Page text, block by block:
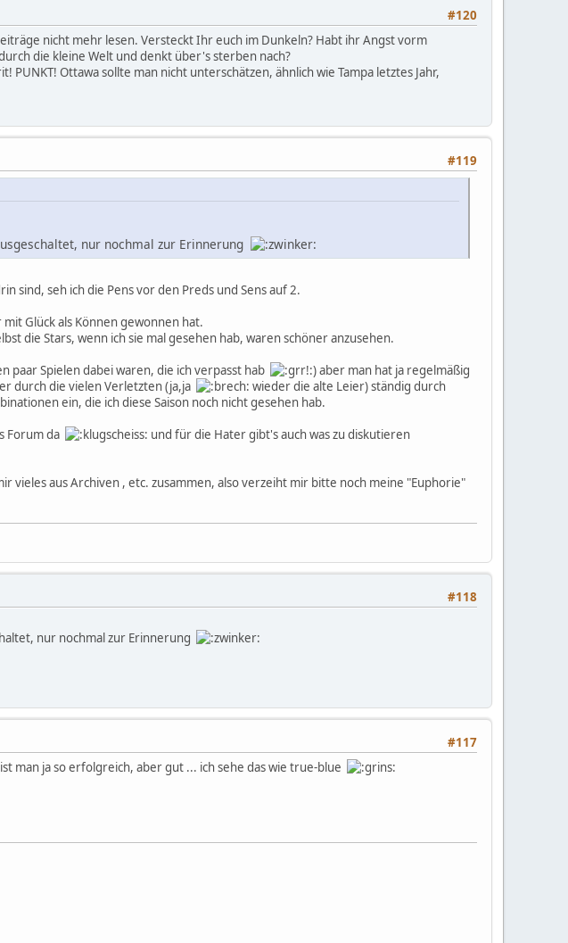
#120
nicht mehr lesen. Versteckt Ihr euch im Dunkeln? Habt ihr Angst vorm
die kleine Welt und denkt über's sterben nach?
Ottawa sollte man nicht unterschätzen, ähnlich wie Tampa letztes Jahr,
#119
nur nochmal zur Erinnerung
sind, seh ich die Pens vor den Preds und Sens auf 2.
Glück als Können gewonnen hat.
die Stars, wenn ich sie mal gesehen hab, waren schöner anzusehen.
paar Spielen dabei waren, die ich verpasst hab
) aber man hat ja regelmäßig
durch die vielen Verletzten (ja,ja
wieder die alte Leier) ständig durch
ein, die ich diese Saison noch nicht gesehen hab.
Forum da
und für die Hater gibt's auch was zu diskutieren
vieles aus Archiven , etc. zusammen, also verzeiht mir bitte noch meine "Euphorie"
#118
nur nochmal zur Erinnerung
#117
man ja so erfolgreich, aber gut ... ich sehe das wie true-blue